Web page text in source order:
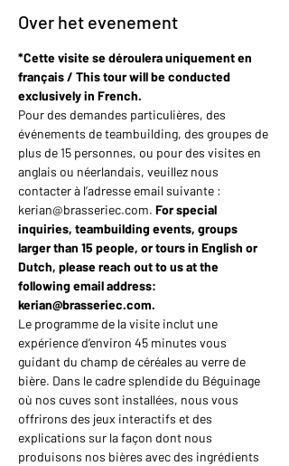
Over het evenement
*Cette visite se déroulera uniquement en
français / This tour will be conducted
exclusively in French.
Pour des demandes particulières, des
événements de teambuilding, des groupes de
plus de 15 personnes, ou pour des visites en
anglais ou néerlandais, veuillez nous
contacter à l’adresse email suivante :
kerian@brasseriec.com. For special
inquiries, teambuilding events, groups
larger than 15 people, or tours in English or
Dutch, please reach out to us at the
following email address:
kerian@brasseriec.com.
Le programme de la visite inclut une
expérience d’environ 45 minutes vous
guidant du champ de céréales au verre de
bière. Dans le cadre splendide du Béguinage
où nos cuves sont installées, nous vous
offrirons des jeux interactifs et des
explications sur la façon dont nous
produisons nos bières avec des ingrédients